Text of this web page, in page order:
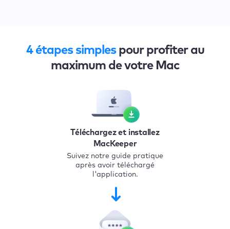
4 étapes simplespour profiter au
maximum de votre Mac
Téléchargez et installez
MacKeeper
Suivez notre guide pratique
après avoir téléchargé
l'application.